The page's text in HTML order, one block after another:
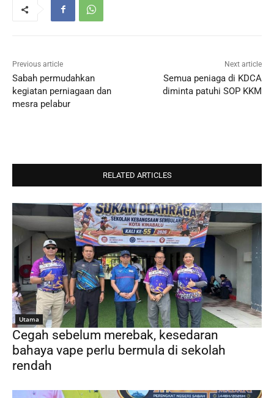
Previous article
Sabah permudahkan
kegiatan perniagaan dan
mesra pelabur
Next article
Semua peniaga di KDCA
diminta patuhi SOP KKM
RELATED ARTICLES
Utama
Cegah sebelum merebak, kesedaran
bahaya vape perlu bermula di sekolah
rendah